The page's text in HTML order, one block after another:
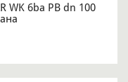
WK 6ba PB dn 100